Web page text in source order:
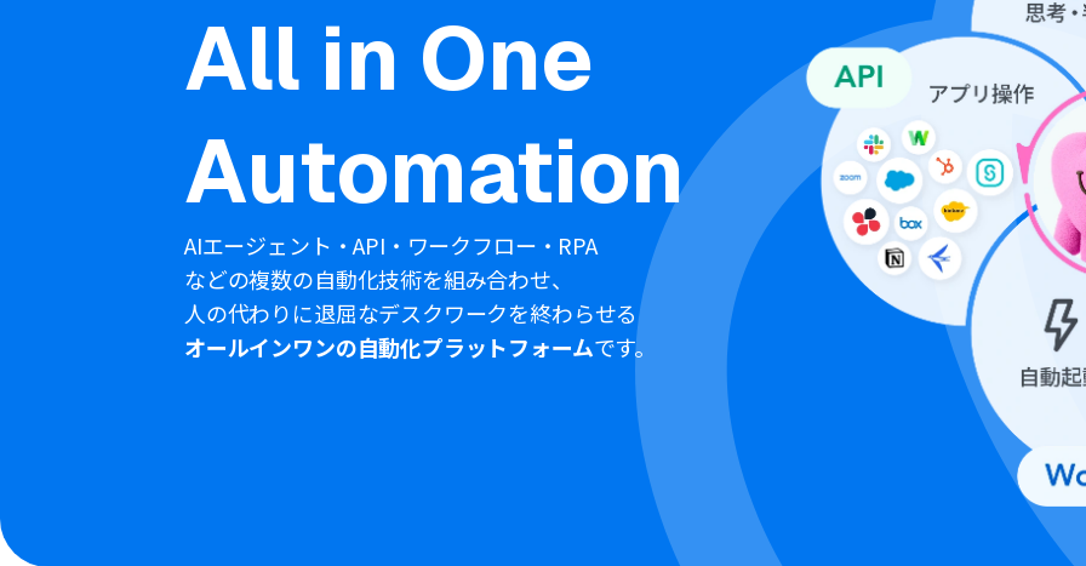
All in One
Automation
AIエージェント・API・ワークフロー・RPA
などの複数の自動化技術を組み合わせ、
人の代わりに退屈なデスクワークを終わらせる
オールインワンの自動化プラットフォームです。